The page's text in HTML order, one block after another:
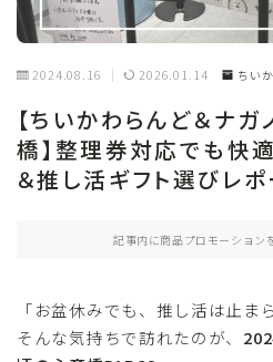
2024.08.16 2026.01.14 ちい
【ちいかわらんど＆ナガ
橋】整理券対応でも快
＆推し活ギフト選びレポ
記事内に商品プロモーション
「お盆休みでも、推し活は止ま
そんな気持ちで訪れたのが、